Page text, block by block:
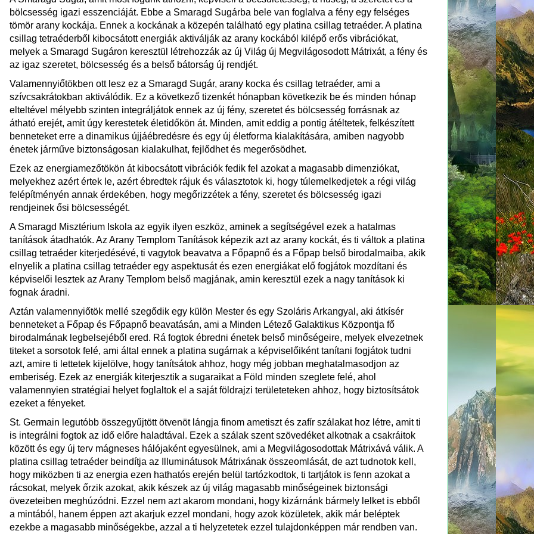
bölcsesség igazi esszenciáját. Ebbe a Smaragd Sugárba bele van foglalva a fény egy felséges
tömör arany kockája. Ennek a kockának a közepén található egy platina csillag tetraéder. A platina
csillag tetraéderből kibocsátott energiák aktiválják az arany kockából kilépő erős vibrációkat,
melyek a Smaragd Sugáron keresztül létrehozzák az új Világ új Megvilágosodott Mátrixát, a fény és
az igaz szeretet, bölcsesség és a belső bátorság új rendjét.
Valamennyiőtökben ott lesz ez a Smaragd Sugár, arany kocka és csillag tetraéder, ami a
szívcsakrátokban aktiválódik. Ez a következő tizenkét hónapban következik be és minden hónap
elteltével mélyebb szinten integráljátok ennek az új fény, szeretet és bölcsesség forrásnak az
átható erejét, amit úgy kerestetek életidőkön át. Minden, amit eddig a pontig átéltetek, felkészített
benneteket erre a dinamikus újjáébredésre és egy új életforma kialakítására, amiben nagyobb
énetek járműve biztonságosan kialakulhat, fejlődhet és megerősödhet.
Ezek az energiamezőtökön át kibocsátott vibrációk fedik fel azokat a magasabb dimenziókat,
melyekhez azért értek le, azért ébredtek rájuk és választotok ki, hogy túlemelkedjetek a régi világ
felépítményén annak érdekében, hogy megőrizzétek a fény, szeretet és bölcsesség igazi
rendjeinek ősi bölcsességét.
A Smaragd Misztérium Iskola az egyik ilyen eszköz, aminek a segítségével ezek a hatalmas
tanítások átadhatók. Az Arany Templom Tanítások képezik azt az arany kockát, és ti váltok a platina
csillag tetraéder kiterjedésévé, ti vagytok beavatva a Főpapnő és a Főpap belső birodalmaiba, akik
elnyelik a platina csillag tetraéder egy aspektusát és ezen energiákat elő fogjátok mozdítani és
képviselői lesztek az Arany Templom belső magjának, amin keresztül ezek a nagy tanítások ki
fognak áradni.
Aztán valamennyiőtök mellé szegődik egy külön Mester és egy Szoláris Arkangyal, aki átkísér
benneteket a Főpap és Főpapnő beavatásán, ami a Minden Létező Galaktikus Központja fő
birodalmának legbelsejéből ered. Rá fogtok ébredni énetek belső minőségeire, melyek elvezetnek
titeket a sorsotok felé, ami által ennek a platina sugárnak a képviselőiként tanítani fogjátok tudni
azt, amire ti lettetek kijelölve, hogy tanítsátok ahhoz, hogy még jobban meghatalmasodjon az
emberiség. Ezek az energiák kiterjesztik a sugaraikat a Föld minden szeglete felé, ahol
valamennyien stratégiai helyet foglaltok el a saját földrajzi területeteken ahhoz, hogy biztosítsátok
ezeket a fényeket.
St. Germain legutóbb összegyűjtött ötvenöt lángja finom ametiszt és zafír szálakat hoz létre, amit ti
is integrálni fogtok az idő előre haladtával. Ezek a szálak szent szövedéket alkotnak a csakráitok
között és egy új terv mágneses hálójaként egyesülnek, ami a Megvilágosodottak Mátrixává válik. A
platina csillag tetraéder beindítja az Illuminátusok Mátrixának összeomlását, de azt tudnotok kell,
hogy miközben ti az energia ezen hathatós erején belül tartózkodtok, ti tartjátok is fenn azokat a
rácsokat, melyek őrzik azokat, akik készek az új világ magasabb minőségeinek biztonsági
övezeteiben meghúzódni. Ezzel nem azt akarom mondani, hogy kizárnánk bármely lelket is ebből
a mintából, hanem éppen azt akarjuk ezzel mondani, hogy azok közületek, akik már beléptek
ezekbe a magasabb minőségekbe, azzal a ti helyzetetek ezzel tulajdonképpen már rendben van.